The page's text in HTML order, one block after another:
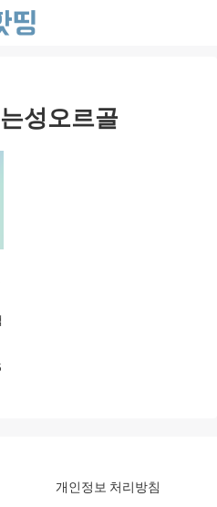
성오르골
개인정보 처리방침